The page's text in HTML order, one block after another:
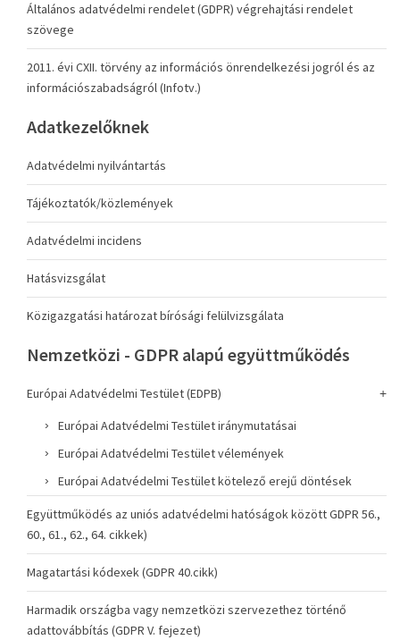
Általános adatvédelmi rendelet (GDPR) végrehajtási rendelet
szövege
2011. évi CXII. törvény az információs önrendelkezési jogról és az
információszabadságról (Infotv.)
Adatkezelőknek
Adatvédelmi nyilvántartás
Tájékoztatók/közlemények
Adatvédelmi incidens
Hatásvizsgálat
Közigazgatási határozat bírósági felülvizsgálata
Nemzetközi - GDPR alapú együttműködés
Európai Adatvédelmi Testület (EDPB)
Európai Adatvédelmi Testület iránymutatásai
Európai Adatvédelmi Testület vélemények
Európai Adatvédelmi Testület kötelező erejű döntések
Együttműködés az uniós adatvédelmi hatóságok között GDPR 56.,
60., 61., 62., 64. cikkek)
Magatartási kódexek (GDPR 40.cikk)
Harmadik országba vagy nemzetközi szervezethez történő
adattovábbítás (GDPR V. fejezet)